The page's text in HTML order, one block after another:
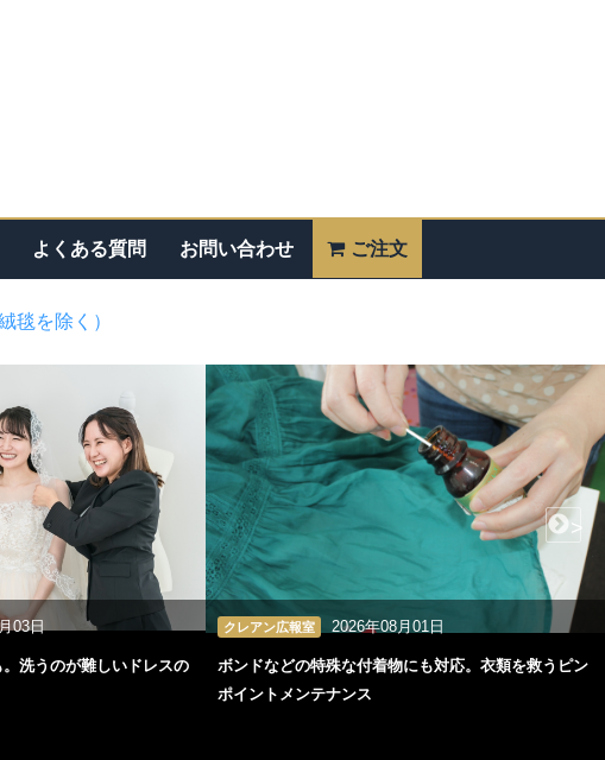
よくある質問 お問い合わせ ご注文
毯を除く）
03日
洗うのが難しいドレスの
クレアン広報室 2026年08月01日
ボンドなどの特殊な付着物にも対応。衣類を救うピン
ポイントメンテナンス
>